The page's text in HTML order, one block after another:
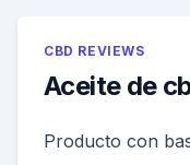
CBD REVIEWS
Aceite de
Producto con